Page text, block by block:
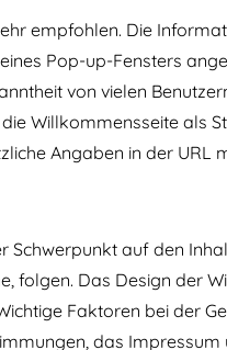
empfohlen. Die
Pop-up-Fensters
von vielen
Willkommensseite als
Angaben in der URL
auf den
folgen. Das Design der
Faktoren bei der
das